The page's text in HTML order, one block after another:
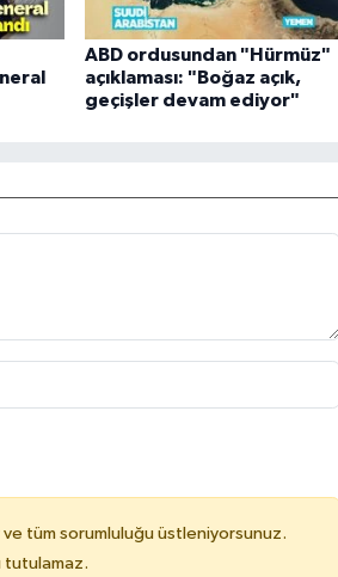
ABD ordusundan "Hürmüz"
açıklaması: "Boğaz açık,
geçişler devam ediyor"
tüm sorumluluğu üstleniyorsunuz.
tutulamaz.